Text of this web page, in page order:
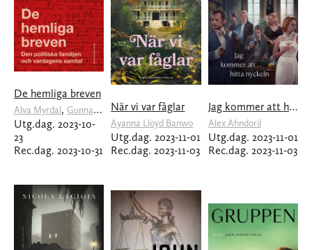
De hemliga breven
Alva Myrdal, Gunnar Myrdal ,Jan Myrdal,Bosse Lindquist,Janken Myrdal
Utg.dag. 2023-10-
23
Rec.dag. 2023-10-31
När vi var fåglar
Ayanna Lloyd Banwo
Utg.dag. 2023-11-01
Rec.dag. 2023-11-03
Jag kommer att hitta nyckeln
Alex Ahndoril
Utg.dag. 2023-11-01
Rec.dag. 2023-11-03